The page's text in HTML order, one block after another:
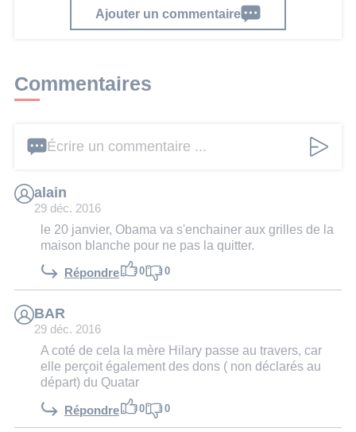
Ajouter un commentaire
Commentaires
Écrire un commentaire ...
alain
29 déc. 2016
le 20 janvier, Obama va s'enchainer aux grilles de la
maison blanche pour ne pas la quitter.
Répondre 0 0
BAR
29 déc. 2016
A coté de cela la mère Hilary passe au travers, car
elle perçoit également des dons ( non déclarés au
départ) du Quatar
Répondre 0 0